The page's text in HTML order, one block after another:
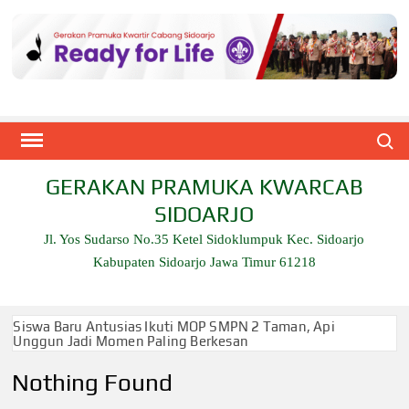
content
GERAKAN PRAMUKA KWARCAB
SIDOARJO
Jl. Yos Sudarso No.35 Ketel Sidoklumpuk Kec. Sidoarjo
Kabupaten Sidoarjo Jawa Timur 61218
Siswa Baru Antusias Ikuti MOP SMPN 2 Taman, Api
Unggun Jadi Momen Paling Berkesan
Berjalan 2 Kilometer hingga Taklukkan Beragam Ujian,
Nothing Found